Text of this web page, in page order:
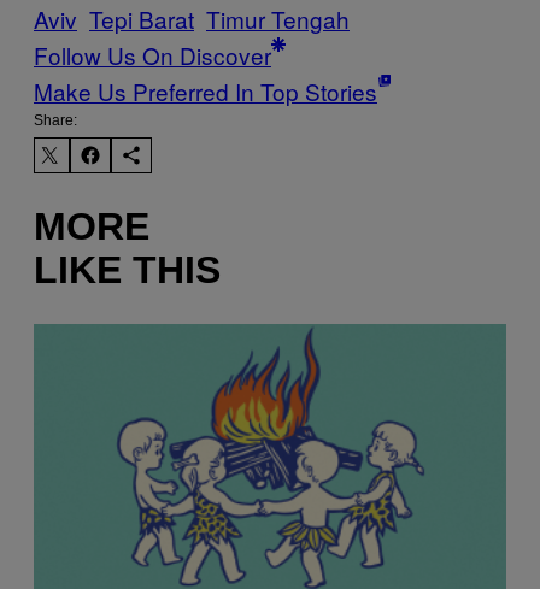
Aviv Tepi Barat Timur Tengah
Follow Us On Discover
Make Us Preferred In Top Stories
Share:
MORE
LIKE THIS